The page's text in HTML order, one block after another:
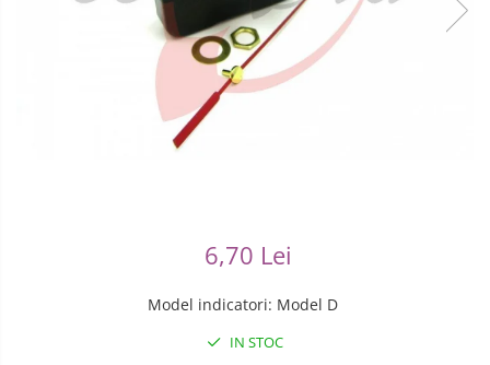
Ceasuri Daniel Klein
Modelarea Metalului
Nicovale si Suporti
6,70 Lei
Model indicatori: Model D
IN STOC